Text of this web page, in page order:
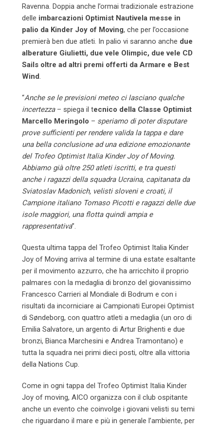
Ravenna. Doppia anche l’ormai tradizionale estrazione
delle imbarcazioni Optimist Nautivela messe in
palio da Kinder Joy of Moving, che per l’occasione
premierà ben due atleti. In palio vi saranno anche due
alberature Giulietti, due vele Olimpic, due vele CD
Sails oltre ad altri premi offerti da Armare e Best
Wind.
“Anche se le previsioni meteo ci lasciano qualche
incertezza– spiega il tecnico della Classe Optimist
Marcello Meringolo – speriamo di poter disputare
prove sufficienti per rendere valida la tappa e dare
una bella conclusione ad una edizione emozionante
del Trofeo Optimist Italia Kinder Joy of Moving.
Abbiamo già oltre 250 atleti iscritti, e tra questi
anche i ragazzi della squadra Ucraina, capitanata da
Sviatoslav Madonich, velisti sloveni e croati, il
Campione italiano Tomaso Picotti e ragazzi delle due
isole maggiori, una flotta quindi ampia e
rappresentativa”.
Questa ultima tappa del Trofeo Optimist Italia Kinder
Joy of Moving arriva al termine di una estate esaltante
per il movimento azzurro, che ha arricchito il proprio
palmares con la medaglia di bronzo del giovanissimo
Francesco Carrieri al Mondiale di Bodrum e con i
risultati da incorniciare ai Campionati Europei Optimist
di Søndeborg, con quattro atleti a medaglia (un oro di
Emilia Salvatore, un argento di Artur Brighenti e due
bronzi, Bianca Marchesini e Andrea Tramontano) e
tutta la squadra nei primi dieci posti, oltre alla vittoria
della Nations Cup.
Come in ogni tappa del Trofeo Optimist Italia Kinder
Joy of moving, AICO organizza con il club ospitante
anche un evento che coinvolge i giovani velisti su temi
che riguardano il mare e più in generale l’ambiente, per